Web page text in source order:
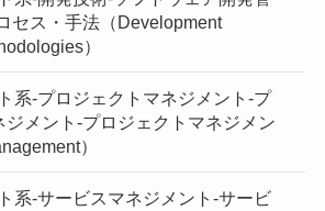
セス・手法（Development
）
系-プロジェクトマネジメント-プ
ジメント-プロジェクトマネジメン
）
系-サービスマネジメント-サービ